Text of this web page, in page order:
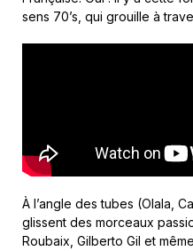
sens 70’s, qui grouille à
À l’angle des tubes (Olala,
glissent des morceaux
Roubaix, Gilberto Gil et